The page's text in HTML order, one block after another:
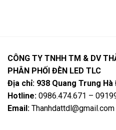
CÔNG TY TNHH TM & DV
PHÂN PHỐI ĐÈN LED TLC
Địa chỉ: 938 Quang Trung Hà
Hotline: 0986.474.671 –
Email: Thanhdattdl@gmail.com